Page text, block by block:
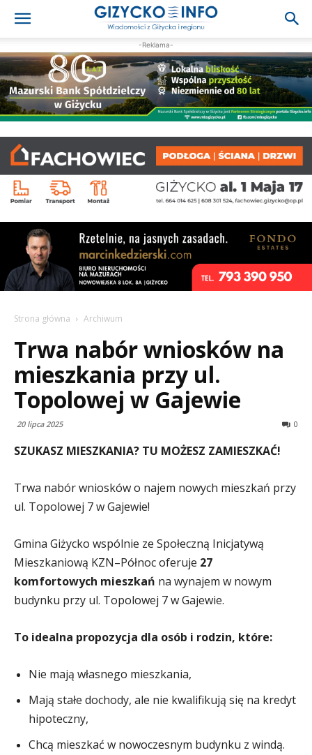
-Reklama-
Strona główna Archiwum
Trwa nabór wniosków na
mieszkania przy ul.
Topolowej w Gajewie
20 lipca 2025 0
SZUKASZ MIESZKANIA? TU MOŻESZ ZAMIESZKAĆ!
Trwa nabór wniosków o najem nowych mieszkań przy
ul. Topolowej 7 w Gajewie!
Gmina Giżycko wspólnie ze Społeczną Inicjatywą
Mieszkaniową KZN–Północ oferuje 27
komfortowych mieszkań na wynajem w nowym
budynku przy ul. Topolowej 7 w Gajewie.
To idealna propozycja dla osób i rodzin, które:
Nie mają własnego mieszkania,
Mają stałe dochody, ale nie kwalifikują się na kredyt
hipoteczny,
Chcą mieszkać w nowoczesnym budynku z windą.